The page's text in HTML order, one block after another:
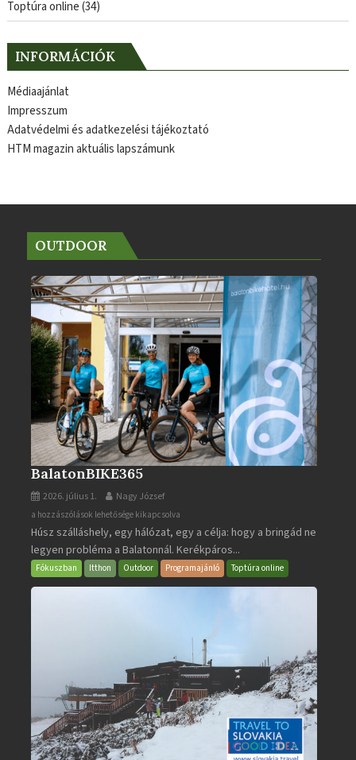
Toptúra online(34)
INFORMÁCIÓK
Médiaajánlat
Impresszum
Adatvédelmi és adatkezelési tájékoztató
HTM magazin aktuális lapszámunk
OUTDOOR
BalatonBIKE365
2026. július 1. Nagy József
BalatonBIKE365
bejegyzéshez
a hozzászólások lehetősége kikapcsolva
Húsz szálláshely, egy hálózat, egy a célja: hogy a bringád ne
legyen probléma a Balatonnál. Kerékpáros...
Fókuszban Itthon Outdoor Programajánló Toptúra online